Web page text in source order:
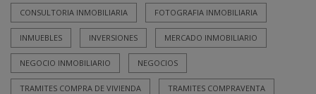
CONSULTORIA INMOBILIARIA FOTOGRAFIA INMOBILIARIA
INMUEBLES INVERSIONES MERCADO INMOBILIARIO
NEGOCIO INMOBILIARIO NEGOCIOS
TRAMITES COMPRA DE VIVIENDA TRAMITES COMPRAVENTA